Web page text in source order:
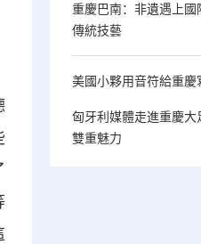
重慶巴南：非遺遇上
傳統技藝
美國小夥用音符給重慶
匈牙利媒體走進重慶大
雙重魅力